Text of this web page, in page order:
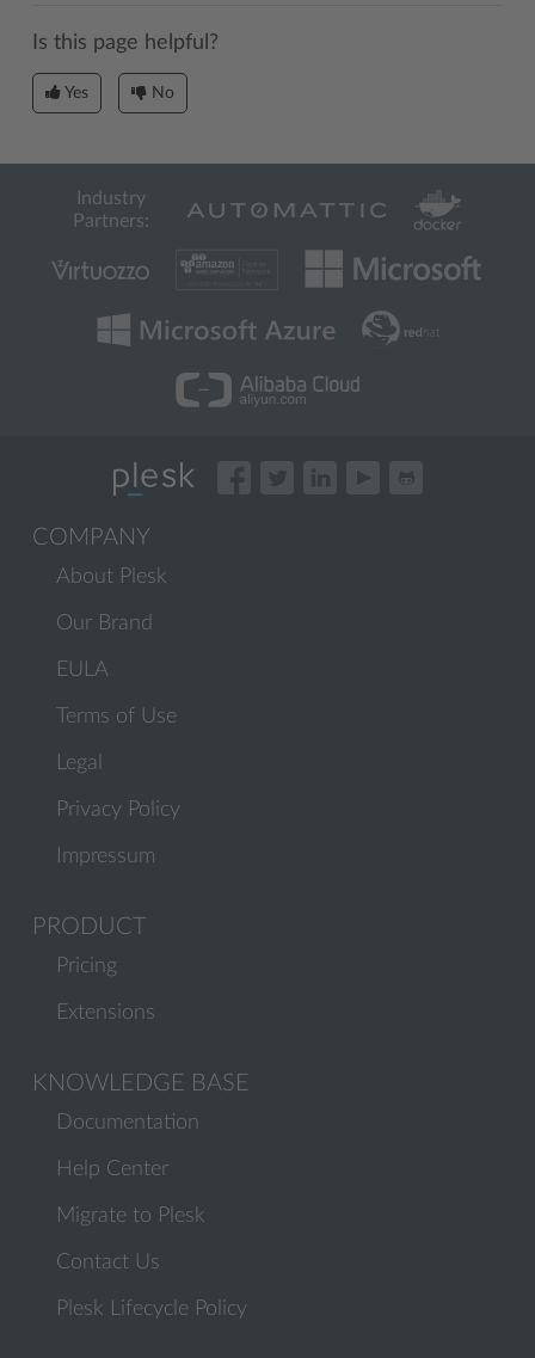
Is this page helpful?
Yes No
Industry
Partners:
COMPANY
About Plesk
Our Brand
EULA
Terms of Use
Legal
Privacy Policy
Impressum
PRODUCT
Pricing
Extensions
KNOWLEDGE BASE
Documentation
Help Center
Migrate to Plesk
Contact Us
Plesk Lifecycle Policy